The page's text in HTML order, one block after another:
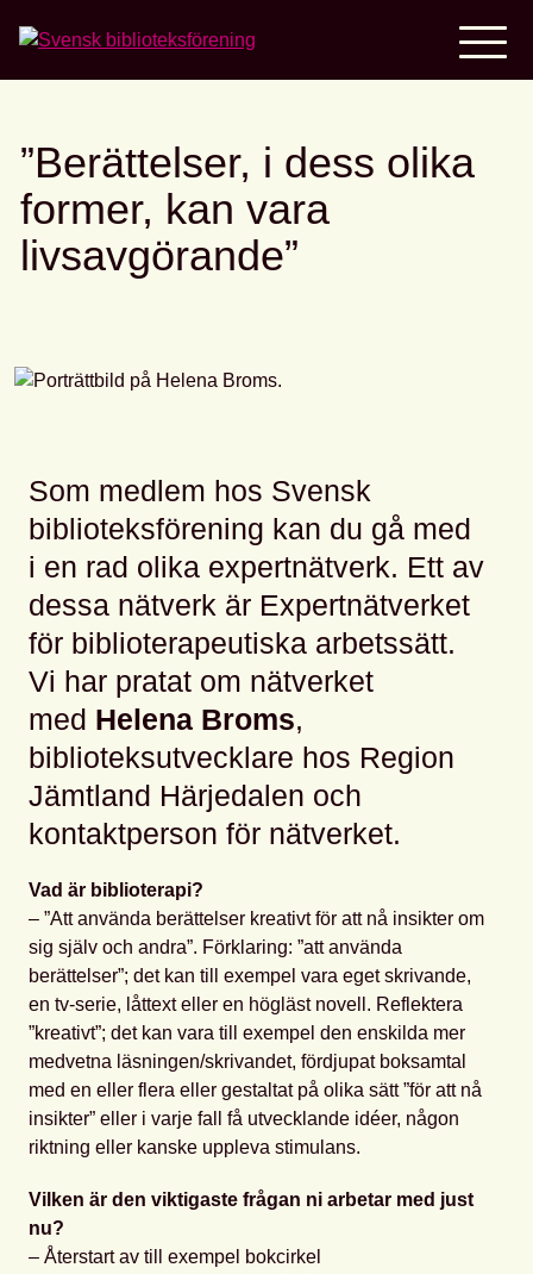
”Berättelser, i dess olika
former, kan vara
livsavgörande”
Som medlem hos Svensk
biblioteksförening kan du gå med
i en rad olika expertnätverk. Ett av
dessa nätverk är Expertnätverket
för biblioterapeutiska arbetssätt.
Vi har pratat om nätverket
med Helena Broms,
biblioteksutvecklare hos Region
Jämtland Härjedalen och
kontaktperson för nätverket.
Vad är biblioterapi?
– ”Att använda berättelser kreativt för att nå insikter om
sig själv och andra”. Förklaring: ”att använda
berättelser”; det kan till exempel vara eget skrivande,
en tv-serie, låttext eller en högläst novell. Reflektera
”kreativt”; det kan vara till exempel den enskilda mer
medvetna läsningen/skrivandet, fördjupat boksamtal
med en eller flera eller gestaltat på olika sätt ”för att nå
insikter” eller i varje fall få utvecklande idéer, någon
riktning eller kanske uppleva stimulans.
Vilken är den viktigaste frågan ni arbetar med just
nu?
– Återstart av till exempel bokcirkel